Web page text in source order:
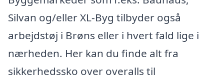
Silvan og/eller XL-Byg tilbyder også
arbejdstøj i Brøns eller i hvert fald lige i
nærheden. Her kan du finde alt fra
sikkerhedssko over overalls til